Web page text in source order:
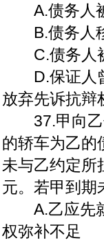
A.债务人被
B.债务人移
C.债务人被
D.保证人曾
放弃先诉抗辩
37.甲向乙
的轿车为乙的
未与乙约定所
元。若甲到期
A.乙应先就
权弥补不足